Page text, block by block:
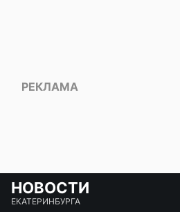
НОВОСТИ
ЕКАТЕРИНБУРГА